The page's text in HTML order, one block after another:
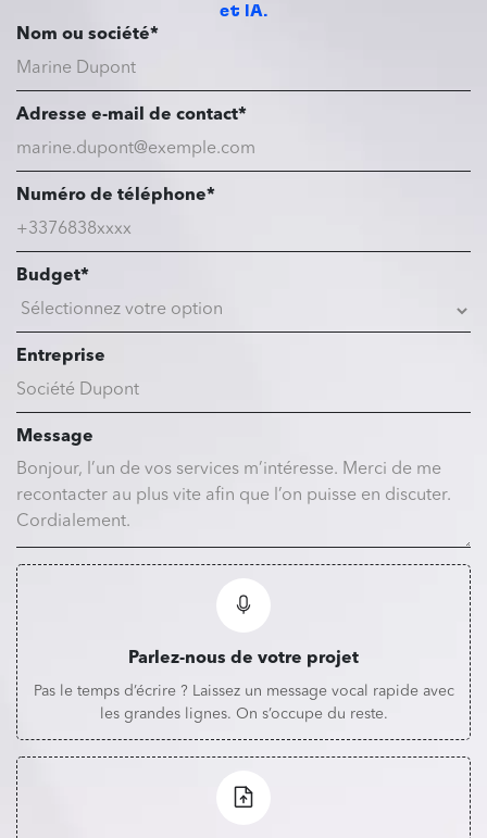
et IA.
Nom ou société*
Adresse e-mail de contact*
Numéro de téléphone*
Budget*
Entreprise
Message
Parlez-nous de votre projet
Pas le temps d’écrire ? Laissez un message vocal rapide avec
les grandes lignes. On s’occupe du reste.